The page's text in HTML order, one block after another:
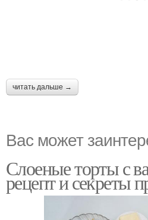
читать дальше →
Вас может
Слоеные торты с
рецепт и секреты